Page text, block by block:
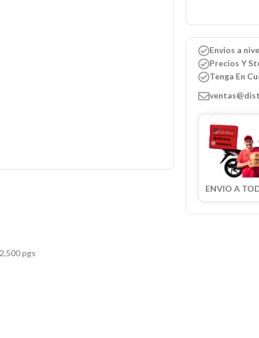
Envios a
Precios Y
Tenga En
ENVIO A
pgs